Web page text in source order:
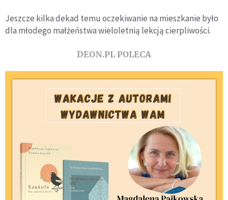
Jeszcze kilka dekad temu oczekiwanie na mieszkanie było
dla młodego małżeństwa wieloletnią lekcją cierpliwości.
DEON.PL POLECA